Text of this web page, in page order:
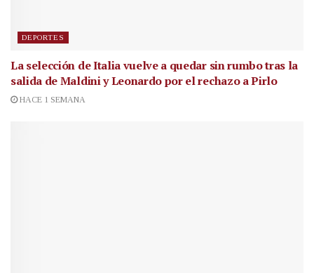
DEPORTES
La selección de Italia vuelve a quedar sin rumbo tras la
salida de Maldini y Leonardo por el rechazo a Pirlo
HACE 1 SEMANA